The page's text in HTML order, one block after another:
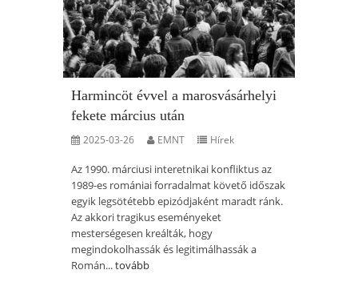
Harmincöt évvel a marosvásárhelyi
fekete március után
2025-03-26 EMNT Hírek
Az 1990. márciusi interetnikai konfliktus az
1989-es romániai forradalmat követő időszak
egyik legsötétebb epizódjaként maradt ránk.
Az akkori tragikus eseményeket
mesterségesen kreálták, hogy
megindokolhassák és legitimálhassák a
Román...tovább